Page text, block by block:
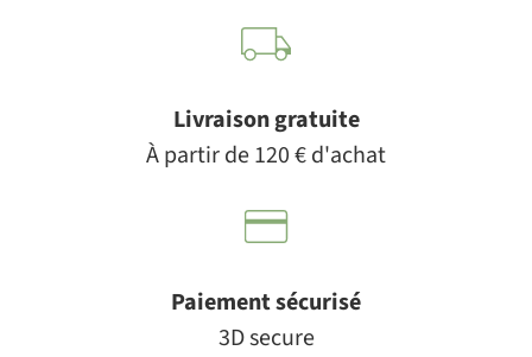
Livraison gratuite
À partir de 120 € d'achat
Paiement sécurisé
3D secure